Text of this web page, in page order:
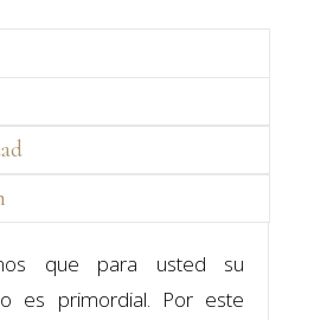
que para usted su
es primordial. Por este